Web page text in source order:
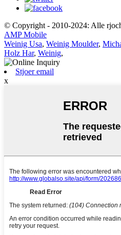
© Copyright - 2010-2024: Alle
AMP Mobile
Weinig Usa, Weinig Moulder,
Holz Har, Weinig,
Stjoer email
x